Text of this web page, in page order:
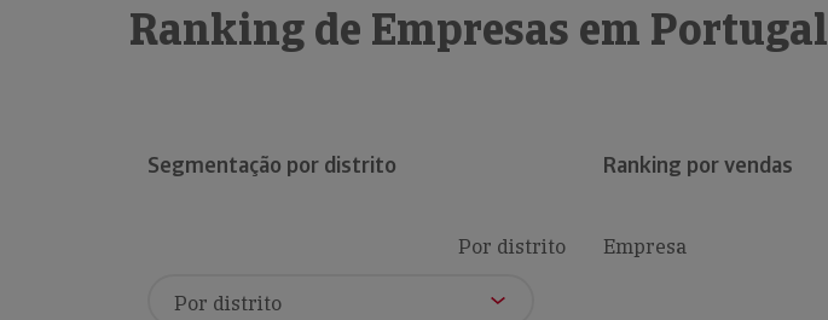
Ranking de Empresas em Portugal
Segmentação por distrito
Por distrito
Ranking por vendas
Empresa